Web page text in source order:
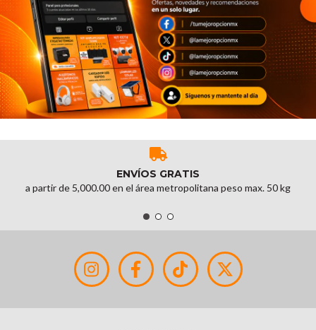
ENVÍOS GRATIS
a partir de 5,000.00 en el área metropolitana peso max. 50 kg